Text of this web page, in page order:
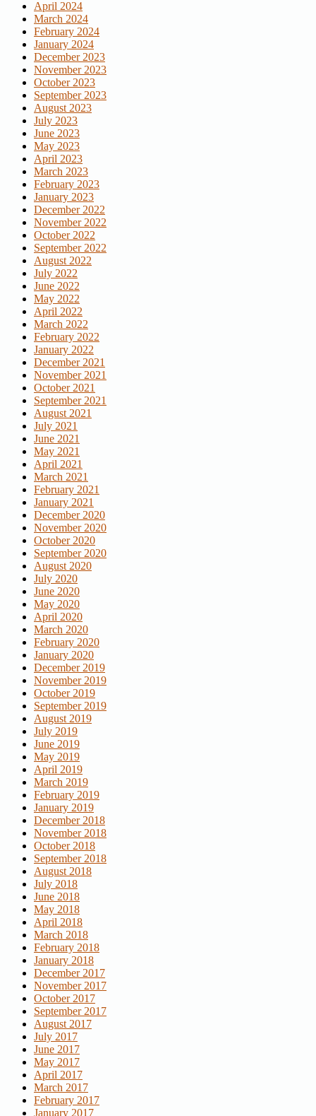
April 2024
March 2024
February 2024
January 2024
December 2023
November 2023
October 2023
September 2023
August 2023
July 2023
June 2023
May 2023
April 2023
March 2023
February 2023
January 2023
December 2022
November 2022
October 2022
September 2022
August 2022
July 2022
June 2022
May 2022
April 2022
March 2022
February 2022
January 2022
December 2021
November 2021
October 2021
September 2021
August 2021
July 2021
June 2021
May 2021
April 2021
March 2021
February 2021
January 2021
December 2020
November 2020
October 2020
September 2020
August 2020
July 2020
June 2020
May 2020
April 2020
March 2020
February 2020
January 2020
December 2019
November 2019
October 2019
September 2019
August 2019
July 2019
June 2019
May 2019
April 2019
March 2019
February 2019
January 2019
December 2018
November 2018
October 2018
September 2018
August 2018
July 2018
June 2018
May 2018
April 2018
March 2018
February 2018
January 2018
December 2017
November 2017
October 2017
September 2017
August 2017
July 2017
June 2017
May 2017
April 2017
March 2017
February 2017
January 2017